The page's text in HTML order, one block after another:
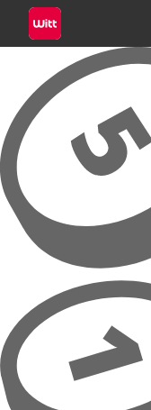
Prejsť na hlavný